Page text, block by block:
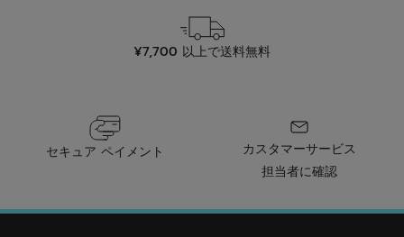
¥7,700 以上で送料無料
セキュア ペイメント
カスタマーサービス
担当者に確認